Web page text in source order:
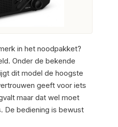
in het noodpakket?
Onder de bekende
dit model de hoogste
geeft voor iets
maar dat wel moet
De bediening is bewust